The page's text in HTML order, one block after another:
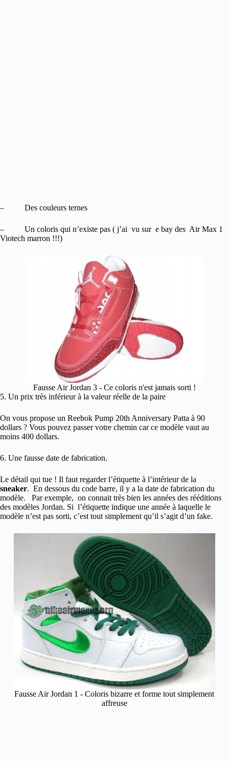
– Des couleurs ternes
– Un coloris qui n’existe pas ( j’ai vu sur e bay des Air Max 1
Viotech marron !!!)
Fausse Air Jordan 3 - Ce coloris n'est jamais sorti !
5. Un prix très inférieur à la valeur réelle de la paire
On vous propose un Reebok Pump 20th Anniversary Patta à 90
dollars ? Vous pouvez passer votre chemin car ce modèle vaut au
moins 400 dollars.
6. Une fausse date de fabrication.
Le détail qui tue ! Il faut regarder l’étiquette à l’intérieur de la
sneaker. En dessous du code barre, il y a la date de fabrication du
modèle. Par exemple, on connait très bien les années des rééditions
des modèles Jordan. Si l’étiquette indique une année à laquelle le
modèle n’est pas sorti, c’est tout simplement qu’il s’agit d’un fake.
Fausse Air Jordan 1 - Coloris bizarre et forme tout simplement
affreuse